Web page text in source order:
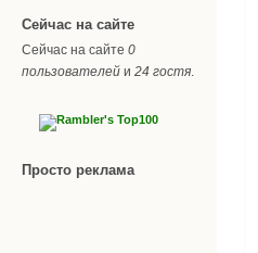
Сейчас на сайте
Сейчас на сайте 0
пользователей и 24 гостя
Просто реклама